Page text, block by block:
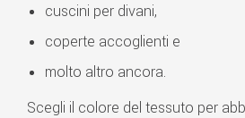
cuscini per divani,
coperte accoglienti e
molto altro ancora.
Scegli il colore del tessuto per